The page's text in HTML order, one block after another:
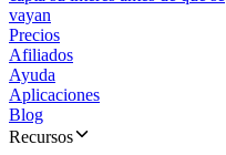
vayan
Precios
Afiliados
Ayuda
Aplicaciones
Blog
Recursos